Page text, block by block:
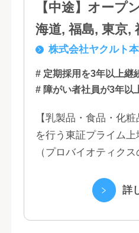
【中途】オープ
海道, 福島, 東京,
岡, 大阪, 兵庫, 福
株式会社ヤクルト
# 定期採用を3年以上継
# 障がい者社員が3年以
【乳製品・食品・化
を行う東証プライム
（プロバイオティク
る優れた機能性飲料）
詳